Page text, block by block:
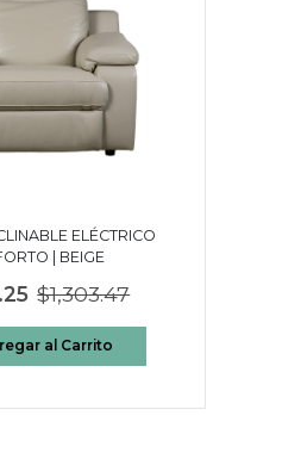
ELÉCTRICO
| BEIGE
$1,303.47
al Carrito